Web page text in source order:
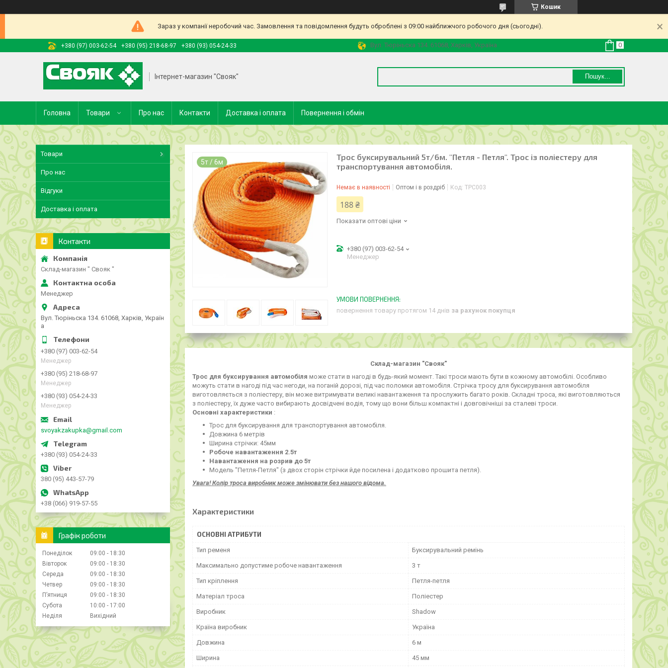
Кошик
Зараз у компанії неробочий час. Замовлення та повідомлення будуть оброблені з 09:00 найближчого робочого дня (сьогодні).
+380 (97) 003-62-54 +380 (95) 218-68-97 +380 (93) 054-24-33 Вул. Тюріньска 134. 61068, Харків, Україна
Інтернет-магазин "Свояк" Пошук...
Головна Товари Про нас Контакти Доставка і оплата Повернення і обмін
5т / 6м
Трос буксирувальний 5т/6м. "Петля - Петля". Трос із поліестеру для
транспортування автомобіля.
Немає в наявності Оптом і в роздріб Код: ТРС003
188 ₴
Показати оптові ціни
+380 (97) 003-62-54
Менеджер
повернення товару протягом 14 днів за рахунок покупця
Склад-магазин "Свояк"
Трос для буксирування автомобіля може стати в нагоді в будь-який момент. Такі троси мають бути в кожному автомобілі. Особливо
можуть стати в нагоді під час негоди, на поганій дорозі, під час поломки автомобіля. Стрічка тросу для буксирування автомобіля
виготовляється з поліестеру, він може витримувати великі навантаження та прослужить багато років. Складні троса, які виготовляються
з поліестеру, їх дуже часто вибирають досвідчені водія, тому що вони більш компактні і довговічніші за сталеві троси.
Основні характеристики :
Трос для буксирування для транспортування автомобіля.
Довжина 6 метрів
Ширина стрічки: 45мм
Робоче навантаження 2.5т
Навантаження на розрив до 5т
Модель "Петля-Петля" (з двох сторін стрічки йде посилена і додатково прошита петля).
Увага! Колір троса виробник може змінювати без нашого відома.
Характеристики
ОСНОВНІ АТРИБУТИ
Тип ременя Буксирувальний ремінь
Максимально допустиме робоче навантаження 3 т
Тип кріплення Петля-петля
Матеріал троса Поліестер
Виробник Shadow
Країна виробник Україна
Довжина 6 м
Ширина 45 мм
Товари
Про нас
Відгуки
Доставка і оплата
Контакти
Склад-магазин " Свояк "
Менеджер
Вул. Тюріньска 134. 61068, Харків, Україн
а
+380 (97) 003-62-54
Менеджер
+380 (95) 218-68-97
Менеджер
+380 (93) 054-24-33
Менеджер
svoyakzakupka@gmail.com
+380 (93) 054-24-33
380 (95) 443-57-79
+38 (066) 919-57-55
Графік роботи
Понеділок 09:00
18:30
Вівторок
09:00
18:30
Середа
09:00
18:30
Четвер
09:00
18:30
Пʼятниця
09:00
18:30
Субота
10:00
17:00
Неділя
Вихідний